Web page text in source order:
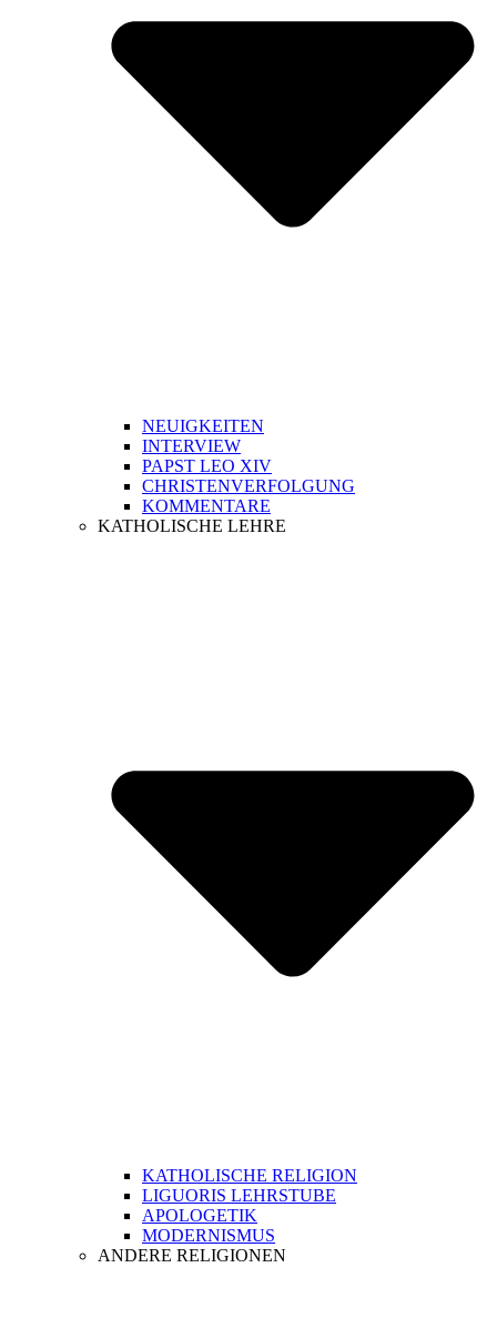
NEUIGKEITEN
INTERVIEW
PAPST LEO XIV
CHRISTENVERFOLGUNG
KOMMENTARE
KATHOLISCHE LEHRE
KATHOLISCHE RELIGION
LIGUORIS LEHRSTUBE
APOLOGETIK
MODERNISMUS
ANDERE RELIGIONEN